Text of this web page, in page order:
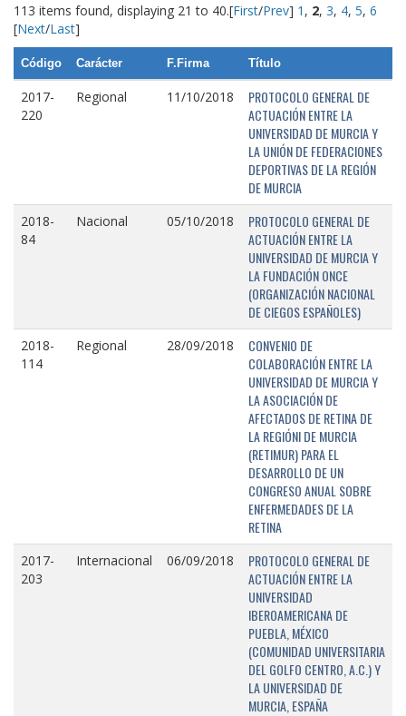
113 items found, displaying 21 to 40.[First/Prev] 1 , 2, 3, 4, 5, 6
[Next/Last]
Código Carácter F.Firma Título
2017-
220
Regional 11/10/2018
PROTOCOLO GENERAL DE
ACTUACIÓN ENTRE LA
UNIVERSIDAD DE MURCIA Y
LA UNIÓN DE FEDERACIONES
DEPORTIVAS DE LA REGIÓN
DE MURCIA
2018-
84
Nacional 05/10/2018
PROTOCOLO GENERAL DE
ACTUACIÓN ENTRE LA
UNIVERSIDAD DE MURCIA Y
LA FUNDACIÓN ONCE
(ORGANIZACIÓN NACIONAL
DE CIEGOS ESPAÑOLES)
2018-
114
Regional 28/09/2018
CONVENIO DE
COLABORACIÓN ENTRE LA
UNIVERSIDAD DE MURCIA Y
LA ASOCIACIÓN DE
AFECTADOS DE RETINA DE
LA REGIÓNI DE MURCIA
(RETIMUR) PARA EL
DESARROLLO DE UN
CONGRESO ANUAL SOBRE
ENFERMEDADES DE LA
RETINA
2017-
203
Internacional 06/09/2018
PROTOCOLO GENERAL DE
ACTUACIÓN ENTRE LA
UNIVERSIDAD
IBEROAMERICANA DE
PUEBLA, MÉXICO
(COMUNIDAD UNIVERSITARIA
DEL GOLFO CENTRO, A.C.) Y
LA UNIVERSIDAD DE
MURCIA, ESPAÑA